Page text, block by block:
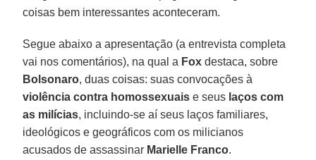
coisas bem interessantes aconteceram.
Segue abaixo a apresentação (a entrevista completa
vai nos comentários), na qual a Fox destaca, sobre
Bolsonaro, duas coisas: suas convocações à
violência contra homossexuais e seus laços com
as milícias, incluindo-se aí seus laços familiares,
ideológicos e geográficos com os milicianos
acusados de assassinar Marielle Franco.